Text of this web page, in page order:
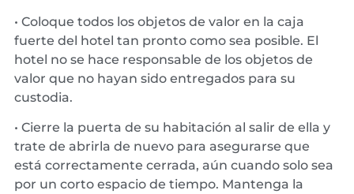
• Coloque todos los objetos de valor en la caja
fuerte del hotel tan pronto como sea posible. El
hotel no se hace responsable de los objetos de
valor que no hayan sido entregados para su
custodia.
• Cierre la puerta de su habitación al salir de ella y
trate de abrirla de nuevo para asegurarse que
está correctamente cerrada, aún cuando solo sea
por un corto espacio de tiempo. Mantenga la